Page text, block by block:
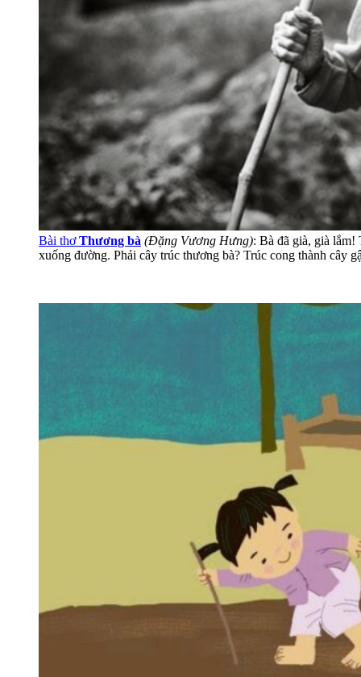
Bài thơThương bà (Đặng Vương Hưng): Bà đã già, già lắm!
xuống đường. Phải cây trúc thương bà? Trúc cong thành cây